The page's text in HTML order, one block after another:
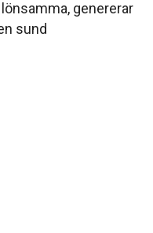
genererar
sund